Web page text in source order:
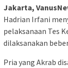
Jakarta,
Hadrian Irfani
pelaksanaan Tes
dilaksanakan
Pria yang Akrab